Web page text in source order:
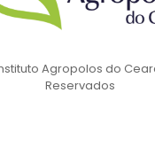
Agropolos do
Reservados